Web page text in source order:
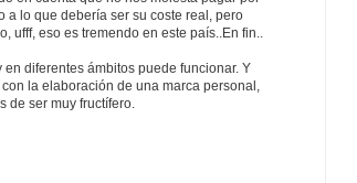
a lo que debería ser su coste real, pero
eso es tremendo en este país..En fin..
diferentes ámbitos puede funcionar. Y
la elaboración de una marca personal,
de ser muy fructífero.